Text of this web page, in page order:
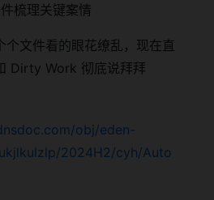
梳理关键案情
个文件看的眼花缭乱，现在直
Dirty Work 彻底说拜拜
obj/eden-
2024H2/cyh/Auto